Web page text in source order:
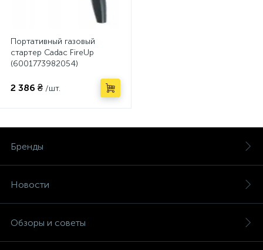
Портативный газовый
стартер Cadac FireUp
(6001773982054)
2 386 ₴ /шт.
Бренды
Новости
Обзоры и советы